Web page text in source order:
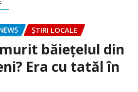
băiețelul din
Era cu tatăl în
iun. 25, 2026 0
a.c., în jurul orei 18:40, Secția 7